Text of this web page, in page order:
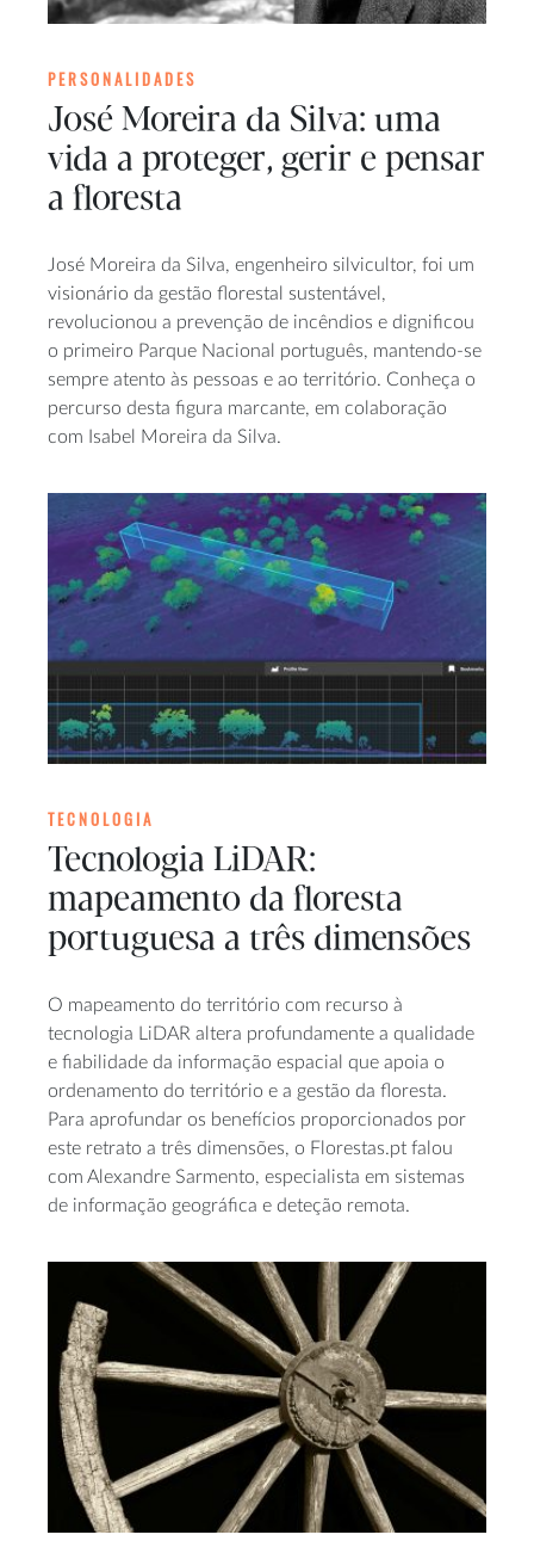
PERSONALIDADES
José Moreira da Silva: uma
vida a proteger, gerir e pensar
a floresta
José Moreira da Silva, engenheiro silvicultor, foi um
visionário da gestão florestal sustentável,
revolucionou a prevenção de incêndios e dignificou
o primeiro Parque Nacional português, mantendo-se
sempre atento às pessoas e ao território. Conheça o
percurso desta figura marcante, em colaboração
com Isabel Moreira da Silva.
TECNOLOGIA
Tecnologia LiDAR:
mapeamento da floresta
portuguesa a três dimensões
O mapeamento do território com recurso à
tecnologia LiDAR altera profundamente a qualidade
e fiabilidade da informação espacial que apoia o
ordenamento do território e a gestão da floresta.
Para aprofundar os benefícios proporcionados por
este retrato a três dimensões, o Florestas.pt falou
com Alexandre Sarmento, especialista em sistemas
de informação geográfica e deteção remota.